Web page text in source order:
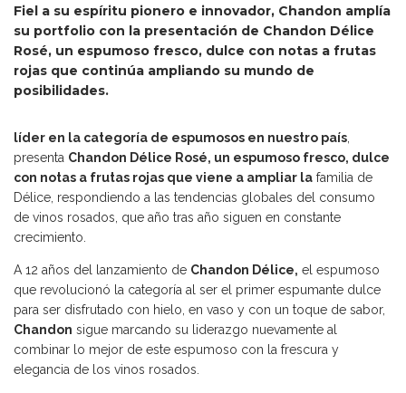
Fiel a su espíritu pionero e innovador, Chandon amplía
su portfolio con la presentación de Chandon Délice
Rosé, un espumoso fresco, dulce con notas a frutas
rojas que continúa ampliando su mundo de
posibilidades.
líder en la categoría de espumosos en nuestro país
presenta Chandon Délice Rosé, un espumoso fresco, dulce
con notas a frutas rojas que viene a ampliar la familia de
Délice, respondiendo a las tendencias globales del consumo
de vinos rosados, que año tras año siguen en constante
crecimiento.
A 12 años del lanzamiento de Chandon Délice, el espumoso
que revolucionó la categoría al ser el primer espumante dulce
para ser disfrutado con hielo, en vaso y con un toque de sabor,
Chandon sigue marcando su liderazgo nuevamente al
combinar lo mejor de este espumoso con la frescura y
elegancia de los vinos rosados.